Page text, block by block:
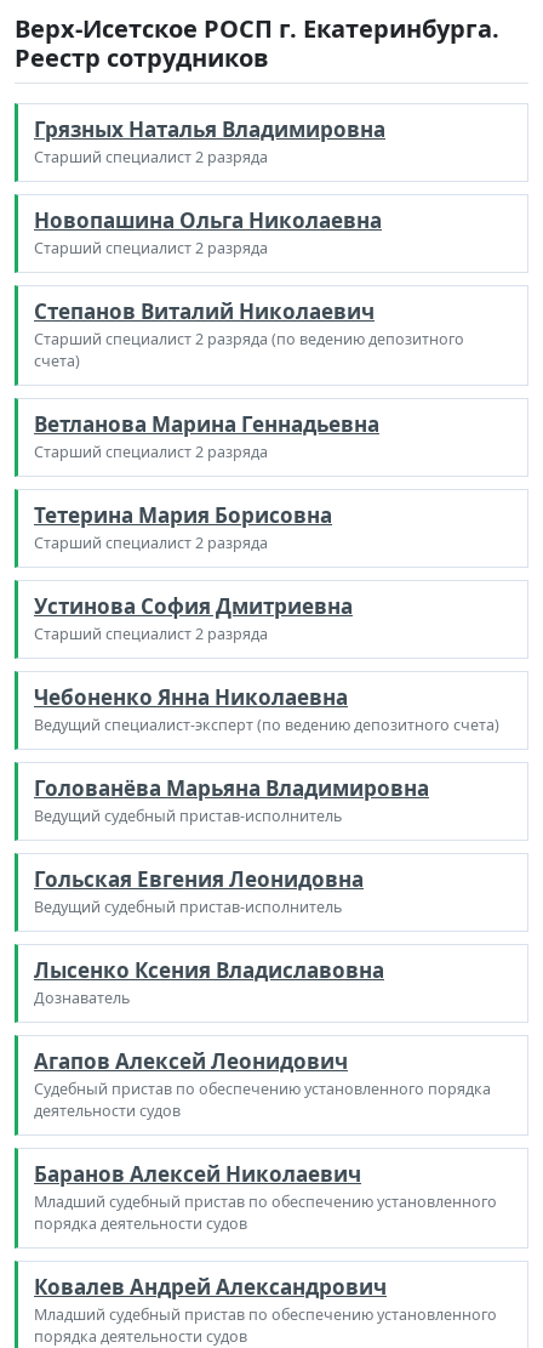
Верх-Исетское РОСП г. Екатеринбурга.
Реестр сотрудников
Грязных Наталья Владимировна
Старший специалист 2 разряда
Новопашина Ольга Николаевна
Старший специалист 2 разряда
Степанов Виталий Николаевич
Старший специалист 2 разряда (по ведению депозитного
счета)
Ветланова Марина Геннадьевна
Старший специалист 2 разряда
Тетерина Мария Борисовна
Старший специалист 2 разряда
Устинова София Дмитриевна
Старший специалист 2 разряда
Чебоненко Янна Николаевна
Ведущий специалист-эксперт (по ведению депозитного счета)
Голованёва Марьяна Владимировна
Ведущий судебный пристав-исполнитель
Гольская Евгения Леонидовна
Ведущий судебный пристав-исполнитель
Лысенко Ксения Владиславовна
Дознаватель
Агапов Алексей Леонидович
Судебный пристав по обеспечению установленного порядка
деятельности судов
Баранов Алексей Николаевич
Младший судебный пристав по обеспечению установленного
порядка деятельности судов
Ковалев Андрей Александрович
Младший судебный пристав по обеспечению установленного
порядка деятельности судов